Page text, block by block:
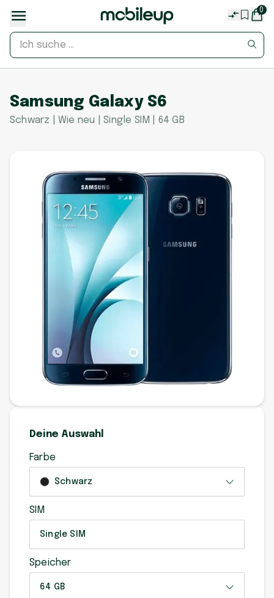
0
Samsung Galaxy S6
Schwarz | Wie neu | Single SIM | 64 GB
Deine Auswahl
Farbe
Schwarz
SIM
Single SIM
Speicher
64 GB